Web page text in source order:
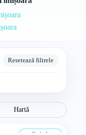
Resetează filtrele
Hartă